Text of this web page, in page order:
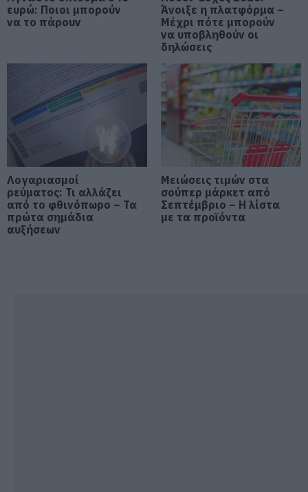
Τρόμος σε πτήση της Air India: Το
αεροσκάφος έχασε απότομα ύψος
05.08.2026 | 18:20
Μεγάλη προσοχή στην Εύβοια:
Νέα τηλεφωνική απάτη
05.08.2026 | 18:00
Μύκονος: Έψαχναν τσάντα και
Rolex αξίας 75.000 ευρώ – Η
ανακάλυψη κάτω από τα βράχια
05.08.2026 | 17:40
ευρώ: Ποιοι μπορούν
να το πάρουν
Άνοιξε η πλατφόρμα –
Μέχρι πότε μπορούν
να υποβληθούν οι
δηλώσεις
Λογαριασμοί
ρεύματος: Τι αλλάζει
από το φθινόπωρο – Τα
πρώτα σημάδια
αυξήσεων
Μειώσεις τιμών στα
σούπερ μάρκετ από
Σεπτέμβριο – Η λίστα
με τα προϊόντα